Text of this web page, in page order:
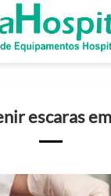
escaras